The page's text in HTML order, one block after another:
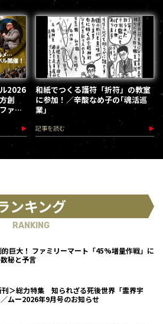
2026
創
ァン
和紙でつくる護符「折符」の教室
に参加！／辛酸なめ子の｢魂活巡
業｣
記事を読む
ンキング
RANKING
的巨大！ ファミリーマート「45%増量作戦」に
秘と予言
刊＞総力特集 知られざる死後世界「霊界宇
ムー2026年9月号のお知らせ